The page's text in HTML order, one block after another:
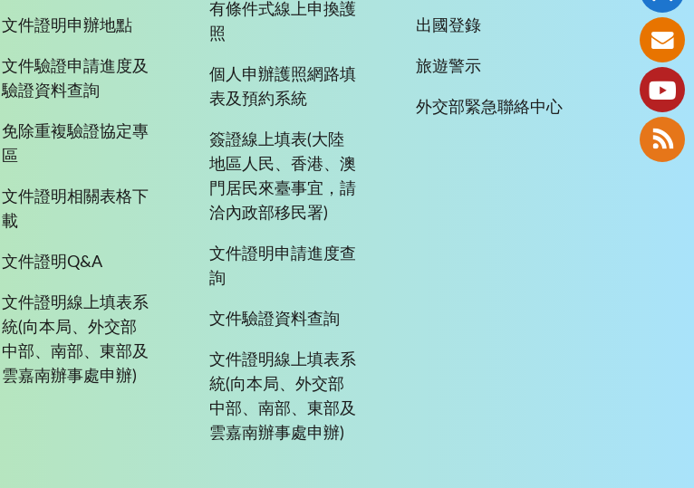
文件證明申辦地點
文件驗證申請進度及
驗證資料查詢
免除重複驗證協定專
區
文件證明相關表格下
載
文件證明Q&A
文件證明線上填表系
統(向本局、外交部
中部、南部、東部及
雲嘉南辦事處申辦)
有條件式線上申換護
照
個人申辦護照網路填
表及預約系統
簽證線上填表(大陸
地區人民、香港、澳
門居民來臺事宜，請
洽內政部移民署)
文件證明申請進度查
詢
文件驗證資料查詢
文件證明線上填表系
統(向本局、外交部
中部、南部、東部及
雲嘉南辦事處申辦)
出國登錄
旅遊警示
外交部緊急聯絡中心